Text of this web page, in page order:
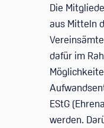
Die
aus Mitteln
dafür im
EStG
werden.